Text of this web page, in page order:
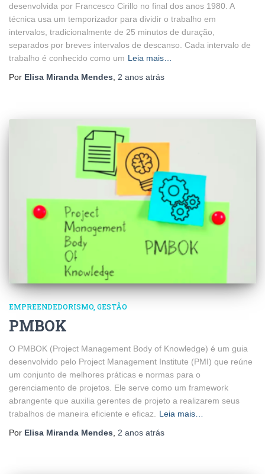
desenvolvida por Francesco Cirillo no final dos anos 1980. A
técnica usa um temporizador para dividir o trabalho em
intervalos, tradicionalmente de 25 minutos de duração,
separados por breves intervalos de descanso. Cada intervalo de
trabalho é conhecido como um Leia mais…
Por Elisa Miranda Mendes 2 anos atrás
EMPREENDEDORISMO GESTÃO
PMBOK
O PMBOK (Project Management Body of Knowledge) é um guia
desenvolvido pelo Project Management Institute (PMI) que reúne
um conjunto de melhores práticas e normas para o
gerenciamento de projetos. Ele serve como um framework
abrangente que auxilia gerentes de projeto a realizarem seus
trabalhos de maneira eficiente e eficaz. Leia mais…
Por Elisa Miranda Mendes, 2 anos atrás